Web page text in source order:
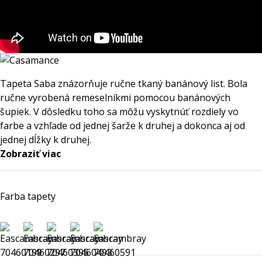
Tapeta Saba znázorňuje ručne tkaný banánový list. Bola
ručne vyrobená remeselníkmi pomocou banánových
šupiek. V dôsledku toho sa môžu vyskytnúť rozdiely vo
farbe a vzhľade od jednej šarže k druhej a dokonca aj od
jednej dĺžky k druhej.
Zobraziť viac
Farba tapety